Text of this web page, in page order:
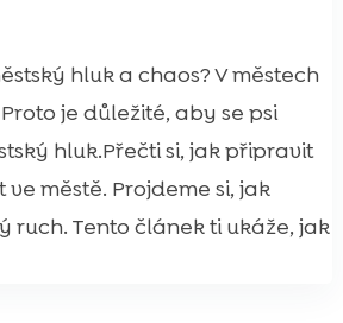
hluk a chaos? V městech
je důležité, aby se psi
hluk.Přečti si, jak připravit
městě. Projdeme si, jak
ruch. Tento článek ti ukáže, jak